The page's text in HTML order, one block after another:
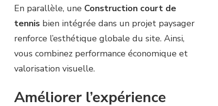
En parallèle, une Construction court de
tennis bien intégrée dans un projet paysager
renforce l’esthétique globale du site. Ainsi,
vous combinez performance économique et
valorisation visuelle.
Améliorer l’expérience